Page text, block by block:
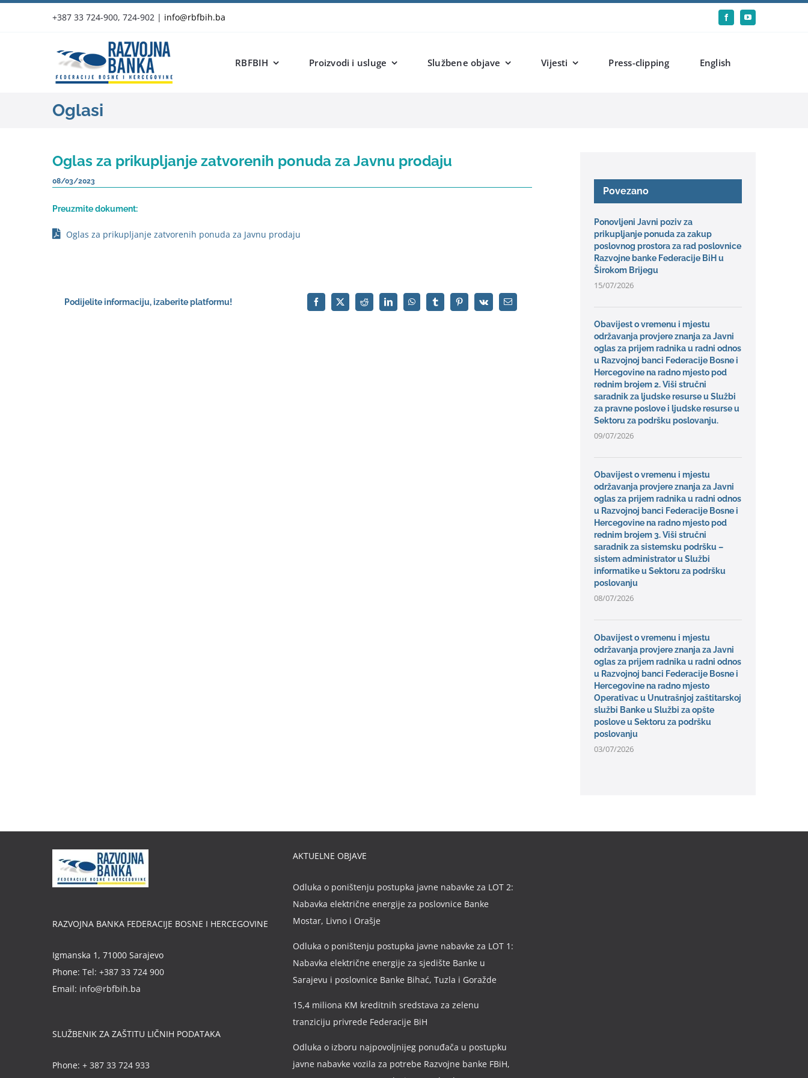
+387 33 724-900, 724-902 | info@rbfbih.ba
RBFBIH Proizvodi i usluge Službene objave Vijesti Press-clipping English
Oglasi
Oglas za prikupljanje zatvorenih ponuda za Javnu prodaju
08/03/2023
Preuzmite dokument:
Oglas za prikupljanje zatvorenih ponuda za Javnu prodaju
Podijelite informaciju, izaberite platformu!
Povezano
Ponovljeni Javni poziv za
prikupljanje ponuda za zakup
poslovnog prostora za rad poslovnice
Razvojne banke Federacije BiH u
Širokom Brijegu
15/07/2026
Obavijest o vremenu i mjestu
održavanja provjere znanja za Javni
oglas za prijem radnika u radni odnos
u Razvojnoj banci Federacije Bosne i
Hercegovine na radno mjesto pod
rednim brojem 2. Viši stručni
saradnik za ljudske resurse u Službi
za pravne poslove i ljudske resurse u
Sektoru za podršku poslovanju.
09/07/2026
Obavijest o vremenu i mjestu
održavanja provjere znanja za Javni
oglas za prijem radnika u radni odnos
u Razvojnoj banci Federacije Bosne i
Hercegovine na radno mjesto pod
rednim brojem 3. Viši stručni
saradnik za sistemsku podršku –
sistem administrator u Službi
informatike u Sektoru za podršku
poslovanju
08/07/2026
Obavijest o vremenu i mjestu
održavanja provjere znanja za Javni
oglas za prijem radnika u radni odnos
u Razvojnoj banci Federacije Bosne i
Hercegovine na radno mjesto
Operativac u Unutrašnjoj zaštitarskoj
službi Banke u Službi za opšte
poslove u Sektoru za podršku
poslovanju
03/07/2026
RAZVOJNA BANKA FEDERACIJE BOSNE I HERCEGOVINE
Igmanska 1, 71000 Sarajevo
Phone: Tel: +387 33 724 900
Email: info@rbfbih.ba
SLUŽBENIK ZA ZAŠTITU LIČNIH PODATAKA
Phone: + 387 33 724 933
AKTUELNE OBJAVE
Odluka o poništenju postupka javne nabavke za LOT 2:
Nabavka električne energije za poslovnice Banke
Mostar, Livno i Orašje
Odluka o poništenju postupka javne nabavke za LOT 1:
Nabavka električne energije za sjedište Banke u
Sarajevu i poslovnice Banke Bihać, Tuzla i Goražde
15,4 miliona KM kreditnih sredstava za zelenu
tranziciju privrede Federacije BiH
Odluka o izboru najpovoljnijeg ponuđača u postupku
javne nabavke vozila za potrebe Razvojne banke FBiH,